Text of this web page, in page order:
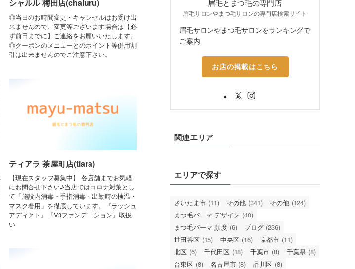
シャルル 梅田店(chaluru)
◎当日のお時間変更・キャンセルはお受け出
来ませんので、変更等ございます場合は【必
ず前日までに】ご連絡をお願いいたします。
◎クーポンのメニューとのポイント等併用割
引は出来ませんのでご注意下さい。
ティアラ 茶屋町店(tiara)
【現在スタッフ募集中】 各店舗までお気軽
にお問合せ下さい♪当店ではコロナ対策とし
て「施設内消毒・手指消毒・出勤時の検温・
マスク着用」を徹底しています。『ラッシュ
アディクト』『V3ファンデーション』取扱
い
眉毛とまつ毛の専門店
眉毛サロンやまつ毛サロンの専門店検索サイト
眉毛サロンやまつ毛サロンをランキングで
ご案内
お店の掲載はこちら
関連エリア
エリアで探す
さいたま市 (11) その他 (341) その他 (124)
まつ毛パーマ デザイン (40)
まつ毛パーマ 頻度 (6) ブログ (236)
世田谷区 (15) 中央区 (16) 京都市 (11)
北区 (6) 千代田区 (18) 千葉市 (8) 千葉県 (8)
台東区 (8) 名古屋市 (8) 品川区 (8)